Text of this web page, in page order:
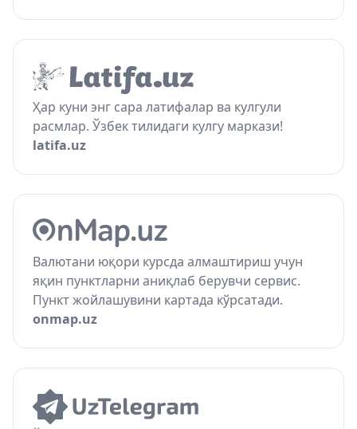
Ҳар куни энг сара латифалар ва кулгули
расмлар. Ўзбек тилидаги кулгу маркази!
latifa.uz
Валютани юқори курсда алмаштириш учун
яқин пунктларни аниқлаб берувчи сервис.
Пункт жойлашувини картада кўрсатади.
onmap.uz